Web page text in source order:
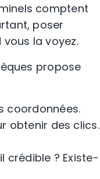
comptent
poser
la voyez.
propose
coordonnées.
obtenir des clics.
crédible ? Existe-